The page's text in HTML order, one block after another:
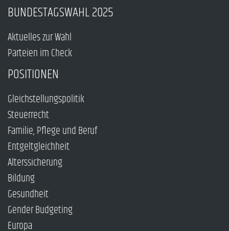
BUNDESTAGSWAHL 2025
Aktuelles zur Wahl
Parteien im Check
POSITIONEN
Gleichstellungspolitik
Steuerrecht
Familie, Pflege und Beruf
Entgeltgleichheit
Alterssicherung
Bildung
Gesundheit
Gender Budgeting
Europa